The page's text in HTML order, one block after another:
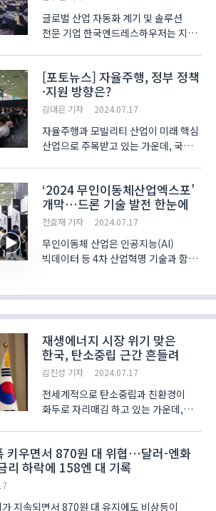
3개의 디..
글로벌 산업 자동화 계기 및 솔루션
전문 기업 한국엔드레스하우저는 지난
포트폴리오 컨퍼런스 2024’를
성공적으로 마무리했다고 17일 밝혔다.
한국엔드레스하우저 이재현 세일즈
[포토뉴스] 자율주행, 정부 정책
·지원 방향은?
김대은 기자 2024.07.17
자율주행과 모빌리티 산업이 미래 핵심
산업으로 주목받고 있는 가운데, 국내와
모빌리티산업전(Autonomous
driving·Mobility Expo 2024, AME
2024)’의 부대행사로 ‘자율..
‘2024 무인이동체산업엑스포’
개막…드론 기술 발전 한눈에
전효재 기자 2024.07.17
무인이동체 산업은 인공지능(AI)
빅데이터 등 4차 산업혁명 기술과 함께
살펴볼 수 있는 행사가 마련됐다. ‘2024
무인이동체산업엑스포(Unmanned
World Congre..
재생에너지 시장 위기 맞은
한국, 탄소중립 근간 흔들려
김진성 기자 2024.07.17
전세계적으로 탄소중립과 친환경이
화두로 자리매김 하고 있는 가운데,
해소해야 한다는 주장이 제기됐다.
유진투자증권의 한병화 리서치센터
키우면서 870원 대 위협…달러-엔화
리 하락에 158엔 대 기록
지속되면서 870원 대 유지에도 비상등이